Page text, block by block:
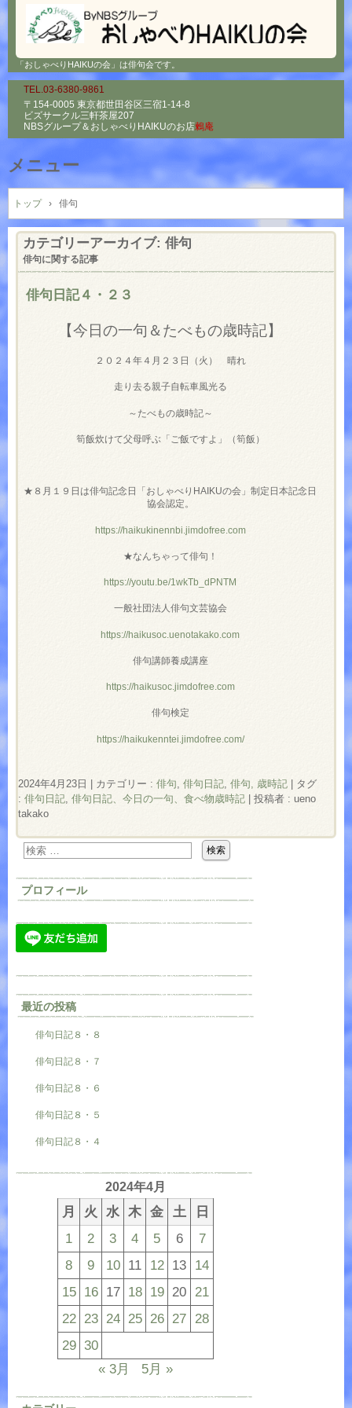
「おしゃべりHAIKUの会」は俳句会です。
TEL.03-6380-9861
〒154-0005 東京都世田谷区三宿1-14-8
ビズサークル三軒茶屋207
NBSグループ＆ おしゃべりHAIKUのお店鶫庵
メニュー
コ
ン
テ
ン
へ
トップ › 俳句
カテゴリーアーカイブ: 俳句
俳句に関する記事
俳句日記４・２３
【今日の一句＆たべもの歳時記】
２０２４年４月２３日（火） 晴れ
走り去る親子自転車風光る
～たべもの歳時記～
筍飯炊けて父母呼ぶ「ご飯ですよ」（筍飯）
★８月１９日は俳句記念日「おしゃべりHAIKUの会」制定日本記念日
協会認定。
https://haikukinennbi.jimdofree.com
★なんちゃって俳句！
https://youtu.be/1wkTb_dPNTM
一般社団法人俳句文芸協会
https://haikusoc.uenotakako.com
俳句講師養成講座
https://haikusoc.jimdofree.com
俳句検定
https://haikukenntei.jimdofree.com/
2024年4月23日 | カテゴリー : 俳句 俳句日記 俳句, 歳時記 | タグ
: 俳句日記 俳句日記、今日の一句、食べ物歳時記 | 投稿者 : ueno
takako
プロフィール
最近の投稿
俳句日記８・８
俳句日記８・７
俳句日記８・６
俳句日記８・５
俳句日記８・４
2024年4月
月 火 水 木 金 土
日
1
2 3 4 5 6
7
8
9 10 11 12 13 14
15 16 17 18 19 20 21
22 23 24 25 26 27 28
29 30
« 3月
5月 »